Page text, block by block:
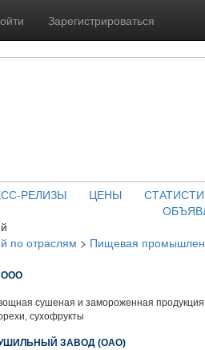
Зарегистрироваться
РЕЛИЗЫ ЦЕНЫ
по отраслям > Пищевая
ООО
сушеная и замороженная продукция
сухофрукты
ЗАВОД (ОАО)